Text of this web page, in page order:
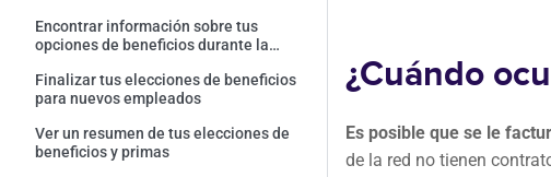
Encontrar información sobre tus
opciones de beneficios durante la
Finalizar tus elecciones de beneficios
para nuevos empleados
Ver un resumen de tus elecciones de
beneficios y primas
¿Cuándo
Es posible que se le
de la red no tienen